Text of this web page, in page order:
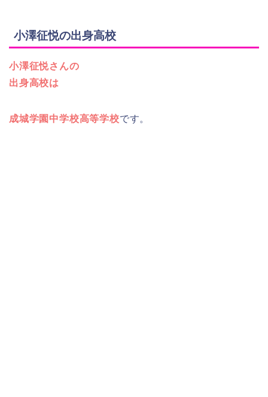
小澤征悦の出身高校
小澤征悦さんの
出身高校は
成城学園中学校高等学校です。